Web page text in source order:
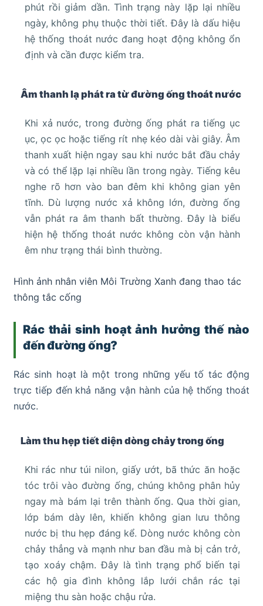
phút rồi giảm dần. Tình trạng này lặp lại nhiều
ngày, không phụ thuộc thời tiết. Đây là dấu hiệu
hệ thống thoát nước đang hoạt động không ổn
định và cần được kiểm tra.
Âm thanh lạ phát ra từ đường ống thoát nước
Khi xả nước, trong đường ống phát ra tiếng ục
ục, ọc ọc hoặc tiếng rít nhẹ kéo dài vài giây. Âm
thanh xuất hiện ngay sau khi nước bắt đầu chảy
và có thể lặp lại nhiều lần trong ngày. Tiếng kêu
nghe rõ hơn vào ban đêm khi không gian yên
tĩnh. Dù lượng nước xả không lớn, đường ống
vẫn phát ra âm thanh bất thường. Đây là biểu
hiện hệ thống thoát nước không còn vận hành
êm như trạng thái bình thường.
Hình ảnh nhân viên Môi Trường Xanh đang thao tác
thông tắc cống
Rác thải sinh hoạt ảnh hưởng thế nào
đến đường ống?
Rác sinh hoạt là một trong những yếu tố tác động
trực tiếp đến khả năng vận hành của hệ thống thoát
nước.
Làm thu hẹp tiết diện dòng chảy trong ống
Khi rác như túi nilon, giấy ướt, bã thức ăn hoặc
tóc trôi vào đường ống, chúng không phân hủy
ngay mà bám lại trên thành ống. Qua thời gian,
lớp bám dày lên, khiến không gian lưu thông
nước bị thu hẹp đáng kể. Dòng nước không còn
chảy thẳng và mạnh như ban đầu mà bị cản trở,
tạo xoáy chậm. Đây là tình trạng phổ biến tại
các hộ gia đình không lắp lưới chắn rác tại
miệng thu sàn hoặc chậu rửa.